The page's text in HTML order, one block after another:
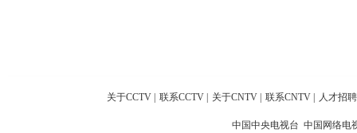
关于CCTV 联系CCTV 关于CNTV 联系CNTV 人才招聘
中国中央电视台 中国网络电